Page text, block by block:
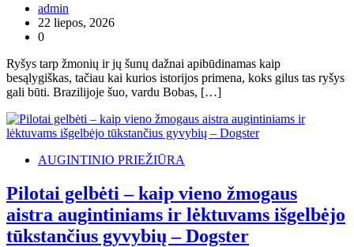
admin
22 liepos, 2026
0
Ryšys tarp žmonių ir jų šunų dažnai apibūdinamas kaip
besąlygiškas, tačiau kai kurios istorijos primena, koks gilus tas ryšys
gali būti. Brazilijoje šuo, vardu Bobas, […]
AUGINTINIO PRIEŽIŪRA
Pilotai gelbėti – kaip vieno žmogaus
aistra augintiniams ir lėktuvams išgelbėjo
tūkstančius gyvybių – Dogster